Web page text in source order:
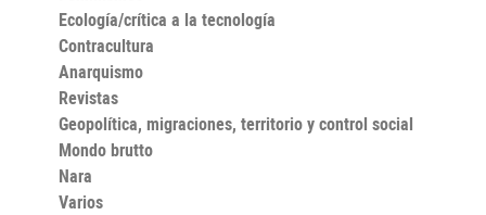
Ecología/crítica a la tecnología
Contracultura
Anarquismo
Revistas
Geopolítica, migraciones, territorio y control social
Mondo brutto
Nara
Varios